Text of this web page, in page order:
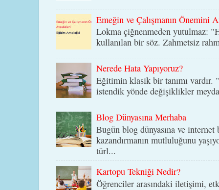
Emeğin ve Çalışmanın Önemini
Lokma çiğnenmeden yutulmaz:
kullanılan bir söz. Zahmetsiz
Nerede Hata Yapıyoruz?
Eğitimin klasik bir tanımı vardır.
istendik yönde değişiklikler
Blog Dünyasına Merhaba
Bugün blog dünyasına ve
kazandırmanın mutluluğunu
türl...
Kartopu Tekniği Nedir?
Öğrenciler arasındaki iletişimi,